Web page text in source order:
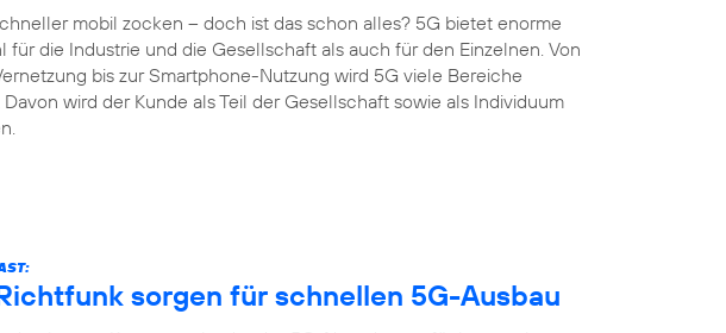
mobil zocken – doch ist das schon alles? 5G bietet enorme
für die Industrie und die Gesellschaft als auch für den Einzelnen. Von
bis zur Smartphone-Nutzung wird 5G viele Bereiche
wird der Kunde als Teil der Gesellschaft sowie als Individuum
sorgen für schnellen 5G-Ausbau